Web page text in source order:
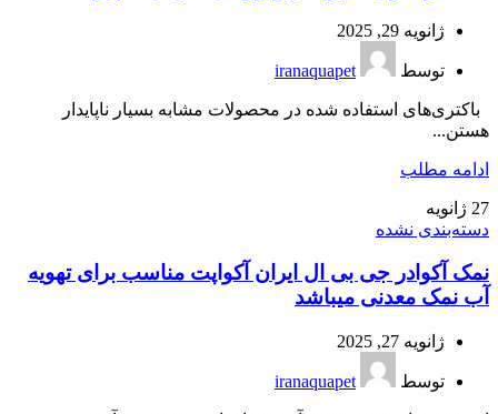
ژانویه 29, 2025
توسط iranaquapet
باکتری‌های استفاده شده در محصولات مشابه بسیار ناپایدار
هستن...
ادامه مطلب
27 ژانویه
دسته‌بندی نشده
نمک آکوادر جی بی ال ایران آکواپت مناسب برای تهویه
آب نمک معدنی میباشد
ژانویه 27, 2025
توسط iranaquapet